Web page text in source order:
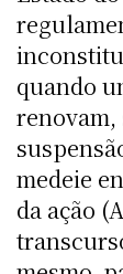
quando
renovam,
medeie
da ação